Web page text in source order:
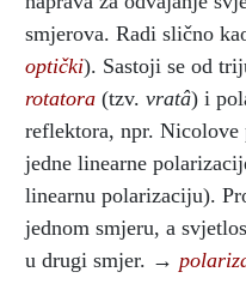
smjerova. Radi slično
optički). Sastoji se od
rotatora (tzv. vratâ) i
reflektora, npr. Nicolove
jedne linearne
linearnu polarizaciju).
jednom smjeru, a
u drugi smjer. →